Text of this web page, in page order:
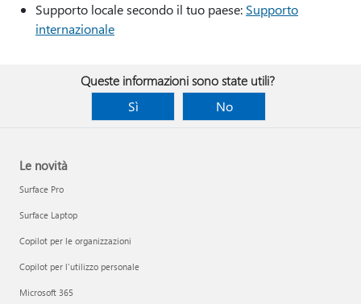
Supporto locale secondo il tuo paese: Supporto
internazionale
Queste informazioni sono state utili?
Sì
No
Le novità
Surface Pro
Surface Laptop
Copilot per le organizzazioni
Copilot per l'utilizzo personale
Microsoft 365